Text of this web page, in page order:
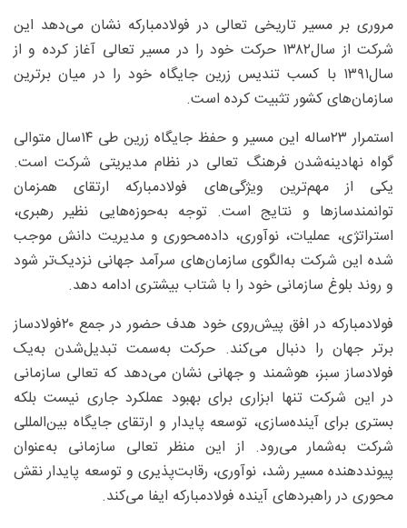
مروری بر مسیر تاریخی تعالی در فولادمبارکه نشان می‌دهد این
شرکت از سال۱۳۸۲ حرکت خود را در مسیر تعالی آغاز کرده و از
سال۱۳۹۱ با کسب تندیس زرین جایگاه خود را در میان برترین
سازمان‌های کشور تثبیت کرده است.
استمرار ۲۳ساله این مسیر و حفظ جایگاه زرین طی ۱۴سال متوالی
گواه نهادینه‌شدن فرهنگ تعالی در نظام مدیریتی شرکت است.
یکی از مهم‌ترین ویژگی‌های فولادمبارکه ارتقای همزمان
توانمندسازها و نتایج است. توجه به‌حوزه‌هایی نظیر رهبری،
استراتژی، عملیات، نوآوری، داده‌محوری و مدیریت دانش موجب
شده این شرکت به‌الگوی سازمان‌های سرآمد جهانی نزدیک‌تر شود
و روند بلوغ سازمانی خود را با شتاب بیشتری ادامه دهد.
فولادمبارکه در افق پیش‌روی خود هدف حضور در جمع ۲۰فولادساز
برتر جهان را دنبال می‌کند. حرکت به‌سمت تبدیل‌شدن به‌یک
فولادساز سبز، هوشمند و جهانی نشان می‌دهد که تعالی سازمانی
در این شرکت تنها ابزاری برای بهبود عملکرد جاری نیست بلکه
بستری برای آینده‌سازی، توسعه پایدار و ارتقای جایگاه بین‌المللی
شرکت به‌شمار می‌رود. از این منظر تعالی سازمانی به‌عنوان
پیونددهنده مسیر رشد، نوآوری، رقابت‌پذیری و توسعه پایدار نقش
محوری در راهبردهای آینده فولادمبارکه ایفا می‌کند.